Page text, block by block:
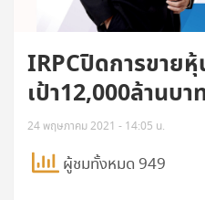
IRPCปิดการขาย
เป้า12,000ล้านบา
24 พฤษภาคม 2021 - 14:05 น.
ผู้ชมทั้งหมด 949